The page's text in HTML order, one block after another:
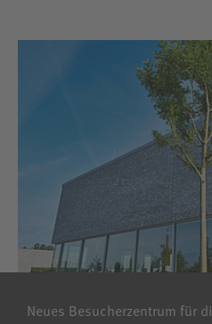
Neues Besucherzentrum für